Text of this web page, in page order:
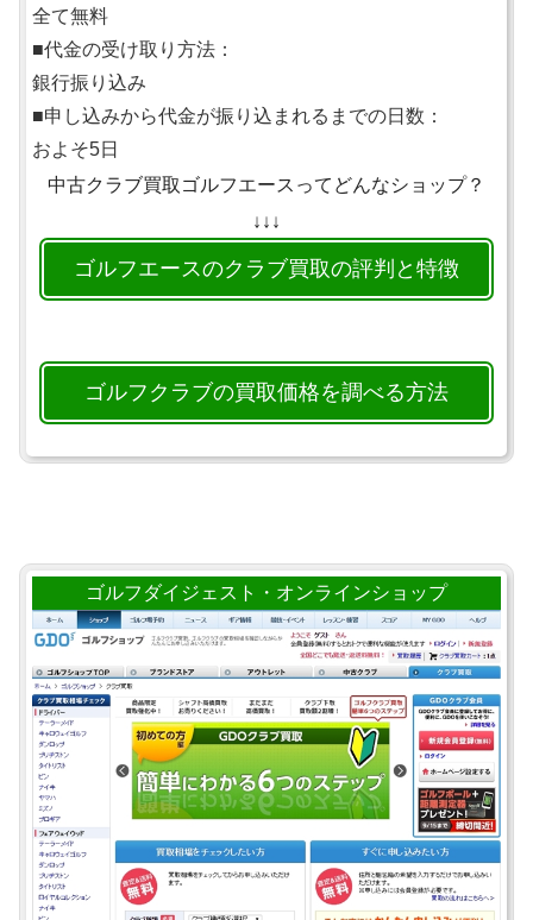
全て無料
■代金の受け取り方法：
銀行振り込み
■申し込みから代金が振り込まれるまでの日数：
およそ5日
中古クラブ買取ゴルフエースってどんなショップ？
↓↓↓
ゴルフエースのクラブ買取の評判と特徴
ゴルフクラブの買取価格を調べる方法
ゴルフダイジェスト・オンラインショップ